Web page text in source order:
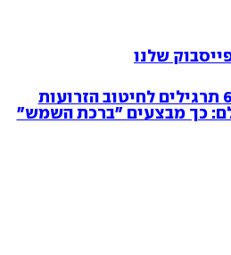
שלנו
כך מבצעים "ברכת השמש"